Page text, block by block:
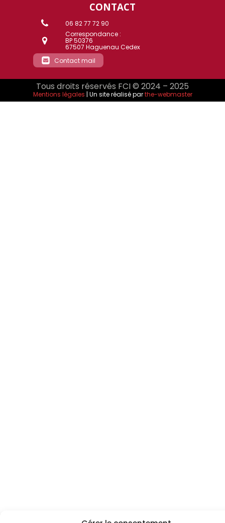
CONTACT
06 82 77 72 90
Correspondance :
BP 50376
67507 Haguenau Cedex
Contact mail
Tous droits réservés FCI © 2024 – 2025
Mentions légales | Un site réalisé parthe-webmaster